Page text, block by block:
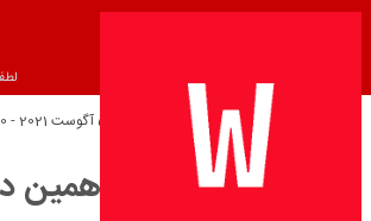
تاریخ انتشار:
مراسم تحلیف سیزدهمین